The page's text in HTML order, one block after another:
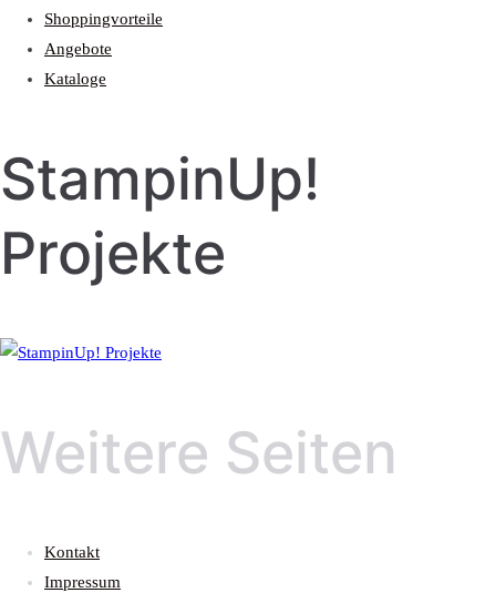
Shoppingvorteile
Angebote
Kataloge
StampinUp!
Projekte
Weitere Seiten
Kontakt
Impressum